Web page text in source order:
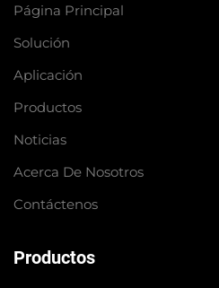
Página Principal
Solución
Aplicación
Productos
Noticias
Acerca De Nosotros
Contáctenos
Productos